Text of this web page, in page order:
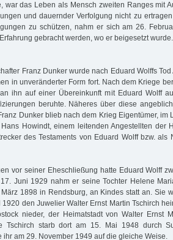
war das Leben als Mensch zweiten Ranges mit
und dauernder Verfolgung nicht zu
zu schützen, nahm er sich am 26.
gebracht werden, wo er beigesetzt wurde.
Franz Dunker wurde nach Eduard Wolffs
in unveränderter Form fort. Nach dem Kriege
ihn auf einer Übereinkunft mit Eduard Wolff
beruhte. Näheres über diese
Dunker blieb nach dem Krieg Eigentümer, im
Howindt, einem leitenden Angestellten der
des Testaments von Eduard Wolff bzw. als
vor seiner Eheschließung hatte Eduard Wolff
Juni 1929 nahm er seine Tochter Helene
1898 in Rendsburg, an Kindes statt an. Sie
1920 den Juwelier Walter Ernst Martin Tschirch
nieder, der Heimatstadt von Walter Ernst
Tschirch starb dort am 15. Mai 1948 durch
ihr am 29. November 1949 auf die gleiche Weise.